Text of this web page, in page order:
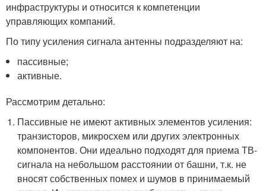
инфраструктуры и относится к компетенции
управляющих компаний.
По типу усиления сигнала антенны подразделяют на:
пассивные;
активные.
Рассмотрим детально:
Пассивные не имеют активных элементов усиления:
транзисторов, микросхем или других электронных
компонентов. Они идеально подходят для приема ТВ-
сигнала на небольшом расстоянии от башни, т.к. не
вносят собственных помех и шумов в принимаемый